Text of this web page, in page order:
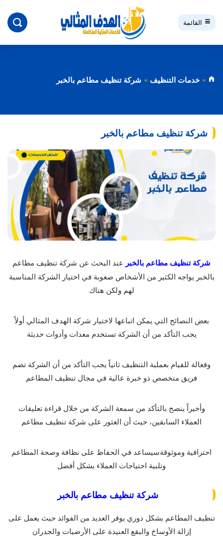
خدمات التنظيف شركة تنظيف مطاعم بالخبر
شركة تنظيف مطاعم بالخبر
شركة تنظيف مطاعم بالخبر عند البحث عن شركة تنظيف مطاعم
بالخبر يواجه الكثير من الأشخاص صعوبة في اختيار الشركة المناسبة
لهم ولكن هناك
بعض النصائح التي يمكن اتباعها لاختيار شركة الهدف المثالي أولاً
يجب التأكد من أن الشركة تستخدم معدات وأدوات حديثة
وفعالة للقيام بعملية التنظيف ثانياً يجب التأكد من أن الشركة تضم
فريق متخصص ذو خبرة عالية في مجال تنظيف المطاعم
وأخيراً ينصح بالتأكد من سمعة الشركة من خلال قراءة تعليقات
العملاء السابقين، حيث أن العثور على شركة تنظيف مطاعم
احترافية وموثوقةسيساعد في الحفاظ على نظافة وصحة المطاعم
وتلبية احتياجات العملاء بشكل أفضل
شركة تنظيف مطاعم بالخبر
تنظيف المطاعم بشكل دوري يوفر العديد من الفوائد حيث يعمل على
إزالة الأوساخ والبقع العنيدة على الأرضيات والجدران